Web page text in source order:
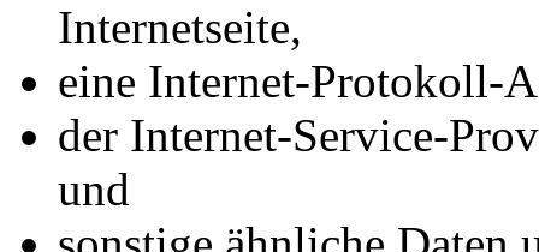
Internetseite,
eine Internet-Protokoll-
der Internet-Service-
und